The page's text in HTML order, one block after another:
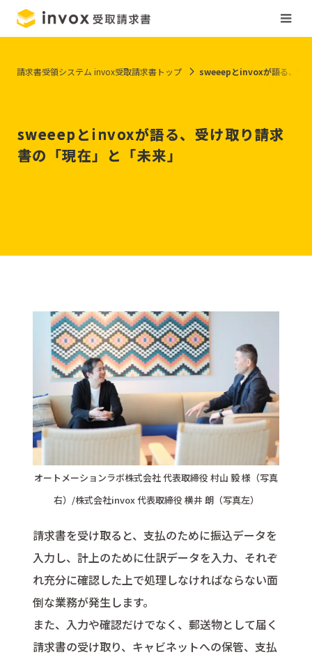
sweeepとinvoxが語る、受け取り請求
書の「現在」と「未来」
請求書受領システム invox受取請求書トップ sweeepとinvoxが語る、受
オートメーションラボ株式会社 代表取締役 村山 毅 様（写真
右）/株式会社invox 代表取締役 横井 朗（写真左）
請求書を受け取ると、支払のために振込データを
入力し、計上のために仕訳データを入力、それぞ
れ充分に確認した上で処理しなければならない面
倒な業務が発生します。
また、入力や確認だけでなく、郵送物として届く
請求書の受け取り、キャビネットへの保管、支払